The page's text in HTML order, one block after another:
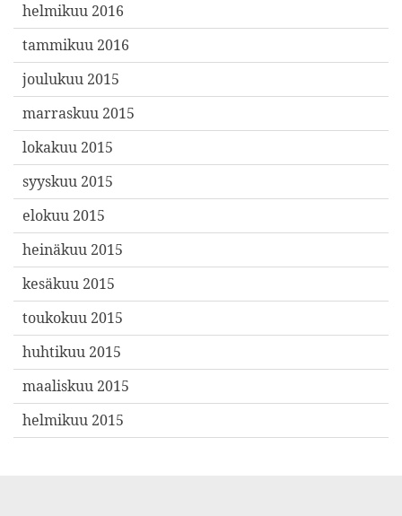
helmikuu 2016
tammikuu 2016
joulukuu 2015
marraskuu 2015
lokakuu 2015
syyskuu 2015
elokuu 2015
heinäkuu 2015
kesäkuu 2015
toukokuu 2015
huhtikuu 2015
maaliskuu 2015
helmikuu 2015